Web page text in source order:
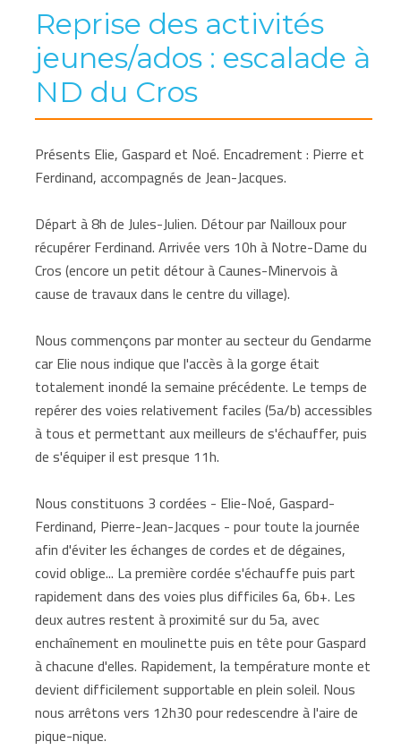
Reprise des activités
jeunes/ados : escalade à
ND du Cros
Présents Elie, Gaspard et Noé. Encadrement : Pierre et
Ferdinand, accompagnés de Jean-Jacques.
Départ à 8h de Jules-Julien. Détour par Nailloux pour
récupérer Ferdinand. Arrivée vers 10h à Notre-Dame du
Cros (encore un petit détour à Caunes-Minervois à
cause de travaux dans le centre du village).
Nous commençons par monter au secteur du Gendarme
car Elie nous indique que l'accès à la gorge était
totalement inondé la semaine précédente. Le temps de
repérer des voies relativement faciles (5a/b) accessibles
à tous et permettant aux meilleurs de s'échauffer, puis
de s'équiper il est presque 11h.
Nous constituons 3 cordées - Elie-Noé, Gaspard-
Ferdinand, Pierre-Jean-Jacques - pour toute la journée
afin d'éviter les échanges de cordes et de dégaines,
covid oblige... La première cordée s'échauffe puis part
rapidement dans des voies plus difficiles 6a, 6b+. Les
deux autres restent à proximité sur du 5a, avec
enchaînement en moulinette puis en tête pour Gaspard
à chacune d'elles. Rapidement, la température monte et
devient difficilement supportable en plein soleil. Nous
nous arrêtons vers 12h30 pour redescendre à l'aire de
pique-nique.